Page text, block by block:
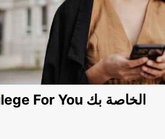
اكتشف مزايا Privilege For You الخاصة بك